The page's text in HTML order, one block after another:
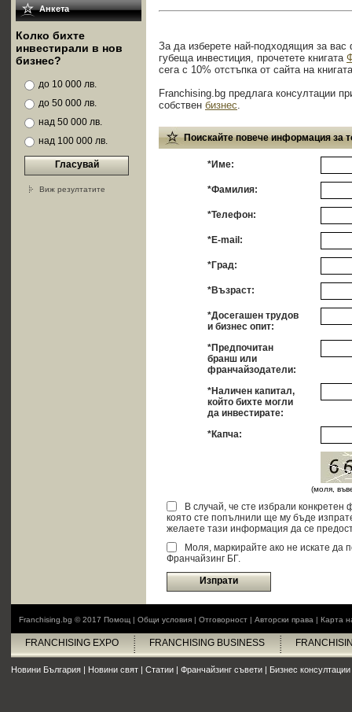
Анкета
Колко бихте
инвестирали в нов
бизнес?
до 10 000 лв.
до 50 000 лв.
над 50 000 лв.
над 100 000 лв.
Гласувай
Виж резултатите
За да изберете най-подходящия за вас
губеща инвестиция, прочетете книгата
сега с 10% отстъпка от сайта на
Franchising.bg предлага консултации
собствен бизнес.
Поискайте повече информация за
*Име:
*Фамилия:
*Телефон:
*E-mail:
*Град:
*Възраст:
*Досегашен трудов
и бизнес опит:
*Предпочитан
бранш или
франчайзодатели:
*Наличен капитал,
който бихте могли
да инвестирате:
*Капча:
(моля,
В случай, че сте избрали
която сте попълнили ще му бъде
желаете тази информация да се
Моля, маркирайте ако не искате да
Франчайзинг БГ.
Изпрати
Franchising.bg © 2017 Помощ | Общи условия | Отговорност | Авторски права | Карта
FRANCHISING EXPO FRANCHISING BUSINESS
Новини България | Новини свят | Статии | Франчайзинг съвети | Бизнес консултации